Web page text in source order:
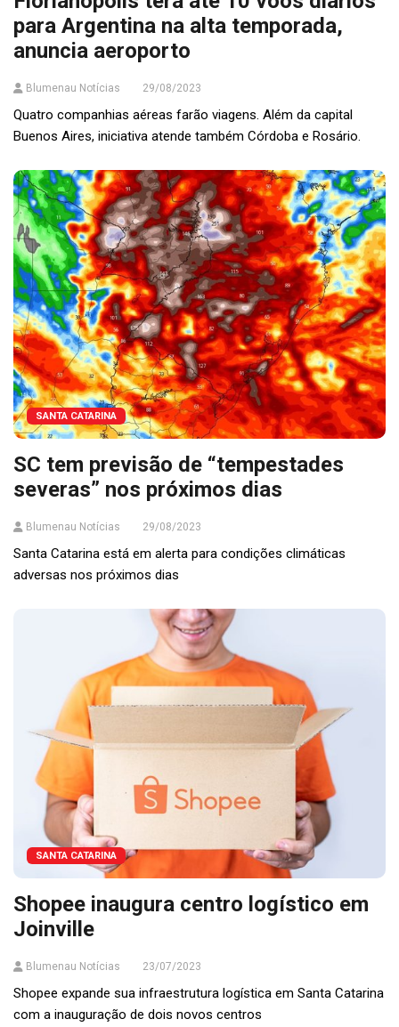
para Argentina na alta temporada,
anuncia aeroporto
Blumenau Notícias 29/08/2023
Quatro companhias aéreas farão viagens. Além da capital
Buenos Aires, iniciativa atende também Córdoba e Rosário.
SANTA CATARINA
SC tem previsão de “tempestades
severas” nos próximos dias
Blumenau Notícias 29/08/2023
Santa Catarina está em alerta para condições climáticas
adversas nos próximos dias
SANTA CATARINA
Shopee inaugura centro logístico em
Joinville
Blumenau Notícias 23/07/2023
Shopee expande sua infraestrutura logística em Santa Catarina
com a inauguração de dois novos centros